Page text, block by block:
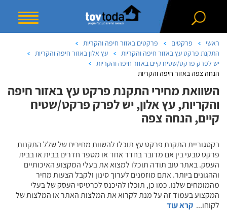
ראשי פרקטים
פרקטים באזור חיפה והקריות
התקנת פרקט עץ באזור חיפה והקריות
עץ אלון באזור חיפה והקריות
יש לפרק פרקט/שטיח קיים באזור חיפה והקריות
הנחה צפה באזור חיפה והקריות
השוואת מחירי התקנת פרקט עץ באזור חיפה
והקריות, עץ אלון, יש לפרק פרקט/שטיח
קיים, הנחה צפה
בקטגוריית התקנת פרקט עץ תוכלו להשוות מחירים של שלל התקנות
פרקט טבעי בין אם מדובר בחדר אחד או מספר חדרים בבית או בבית
העסק. באתר טוב תודה תוכלו למצוא את בעלי המקצוע האיכותיים
וההגונים ביותר. אתם מוזמנים לערוך סינון ולקבל הצעות מחיר
מהמומחים שלנו. כמו כן, תוכלו להיכנס לכרטיסי העסק של בעלי
המקצוע בעמוד זה על מנת לקרוא את המלצות האתר או המלצות של
לקוחו... קרא עוד